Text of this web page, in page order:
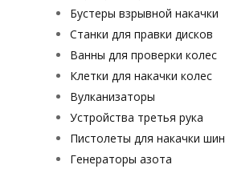
Бустеры взрывной накачки
Станки для правки дисков
Ванны для проверки колес
Клетки для накачки колес
Вулканизаторы
Устройства третья рука
Пистолеты для накачки шин
Генераторы азота